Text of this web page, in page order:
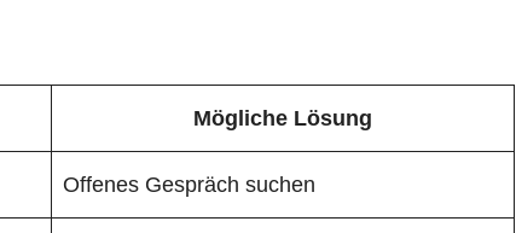
Mögliche Lösung
Offenes Gespräch suchen